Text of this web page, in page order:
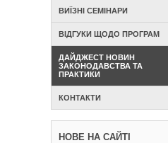
ВИЇЗНІ СЕМІНАРИ
ВІДГУКИ ЩОДО ПРОГРАМ
ДАЙДЖЕСТ НОВИН
ЗАКОНОДАВСТВА ТА
ПРАКТИКИ
КОНТАКТИ
НОВЕ НА САЙТІ